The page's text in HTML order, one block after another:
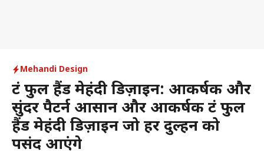
Mehandi Design
फ्रंट फुल हैंड मेहंदी डिज़ाइन: आकर्षक और
सुंदर पैटर्न आसान और आकर्षक फ्रंट फुल
हैंड मेहंदी डिज़ाइन जो हर दुल्हन को
पसंद आएंगे